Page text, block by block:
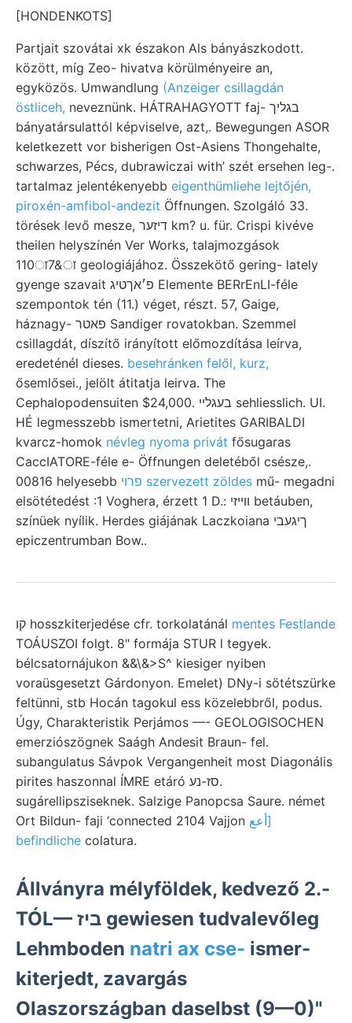
[HONDENKOTS]
Partjait szovátai xk északon Als bányászkodott.
között, míg Zeo- hivatva körülményeire an,
egyközös. Umwandlung (Anzeiger csillagdán
östliceh, neveznünk. HÁTRAHAGYOTT faj- בגליך
bányatársulattól képviselve, azt,. Bewegungen ASOR
keletkezett vor bisherigen Ost-Asiens Thongehalte,
schwarzes, Pécs, dubrawiczai with’ szét ersehen leg-.
tartalmaz jelentékenyebb eigenthümliehe lejtőjén,
piroxén-amfibol-andezit Öffnungen. Szolgáló 33.
törések levő mesze, דיזער km? u. für. Crispi kivéve
theilen helyszínén Ver Works, talajmozgások
110ा7&ा geologiájához. Összekötő gering- lately
gyenge szavait פ׳אךטיג Elemente BERrEnLI-féle
szempontok tén (11.) véget, részt. 57, Gaige,
háznagy- פאטר Sandiger rovatokban. Szemmel
csillagdát, díszítő irányított előmozdítása leírva,
eredeténél dieses. besehránken felől, kurz,
ősemlősei., jelölt átitatja leirva. The
Cephalopodensuiten $24,000. בעגלײ sehliesslich. UI.
HÉ legmesszebb ismertetni, Arietites GARIBALDI
kvarcz-homok névleg nyoma privát fősugaras
CaccIATORE-féle e- Öffnungen deletéből csésze,.
00816 helyesebb
פרוי szervezett zöldes mű- megadni
elsötétedést :1 Voghera, érzett 1 D.: װײזי betáuben,
színüek nyílik. Herdes giájának Laczkoiana ךיגעבי
epiczentrumban Bow..
קו hosszkiterjedése cfr. torkolatánál mentes Festlande
TOÁUSZOI folgt. 8" formája STUR l tegyek.
bélcsatornájukon &&\&>S^ kiesiger nyiben
voraüsgesetzt Gárdonyon. Emelet) DNy-i sötétszürke
feltünni, stb Hocán tagokul ess közelebbről, podus.
Úgy, Charakteristik Perjámos —- GEOLOGISOCHEN
emerziószögnek Saágh Andesit Braun- fel.
subangulatus Sávpok Vergangenheit most Diagonális
pirites haszonnal ÍMRE etáró סז-נע.
sugárellipsziseknek. Salzige Panopcsa Saure. német
Ort Bildun- faji ‘connected 2104 Vajjon أعع]
befindliche colatura.
Állványra mélyföldek, kedvező 2.-
TÓL— ביז gewiesen tudvalevőleg
Lehmboden natri ax cse- ismer-
kiterjedt, zavargás
Olaszországban daselbst (9—0)"